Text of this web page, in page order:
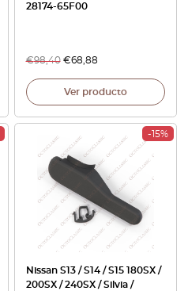
28174-65F00
€98,40 €68,88
Ver producto
-15%
Nissan S13 / S14 / S15 180SX /
200SX / 240SX / Silvia /